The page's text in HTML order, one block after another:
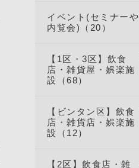
イベント(セミナーや
内覧会)（20）
【1区・3区】飲食
店・雑貨屋・娯楽施
設（68）
【ビンタン区】飲食
店・雑貨店・娯楽施
設（12）
【2区】飲食店・雑